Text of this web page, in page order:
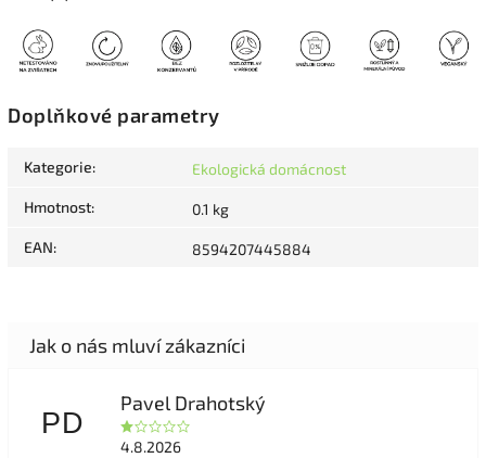
Doplňkové parametry
Kategorie: Ekologická domácnost
Hmotnost: 0.1 kg
EAN: 8594207445884
PD
Pavel Drahotský
4.8.2026